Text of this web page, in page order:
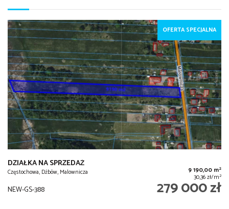
OFERTA SPECJALNA
DZIAŁKA NA SPRZEDAŻ
Częstochowa, Dźbów, Malownicza 9 190,00 m2
30,36 zł/m2
NEW-GS-388 279 000 zł